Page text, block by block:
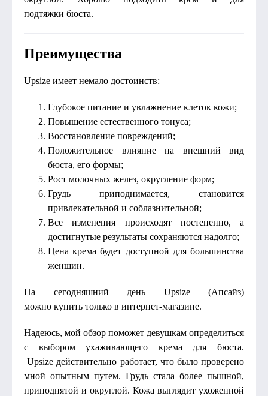
подтяжки бюста.
Преимущества
Upsize имеет немало достоинств:
Глубокое питание и увлажнение клеток кожи;
Повышение естественного тонуса;
Восстановление повреждений;
Положительное влияние на внешний вид
бюста, его формы;
Рост молочных желез, округление форм;
Грудь приподнимается, становится
привлекательной и соблазнительной;
Все изменения происходят постепенно, а
достигнутые результаты сохраняются надолго;
Цена крема будет доступной для большинства
женщин.
На сегодняшний день Upsize (Апсайз)
можно купить только в интернет-магазине.
Надеюсь, мой обзор поможет девушкам определиться
с выбором ухаживающего крема для бюста.
Upsize действительно работает, что было проверено
мной опытным путем. Грудь стала более пышной,
приподнятой и округлой. Кожа выглядит ухоженной